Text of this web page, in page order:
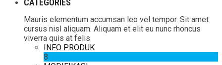
CATEGORIES
Mauris elementum accumsan leo vel tempor. Sit amet
cursus nisl aliquam. Aliquam et elit eu nunc rhoncus
viverra quis at felis
INFO PRODUK
8